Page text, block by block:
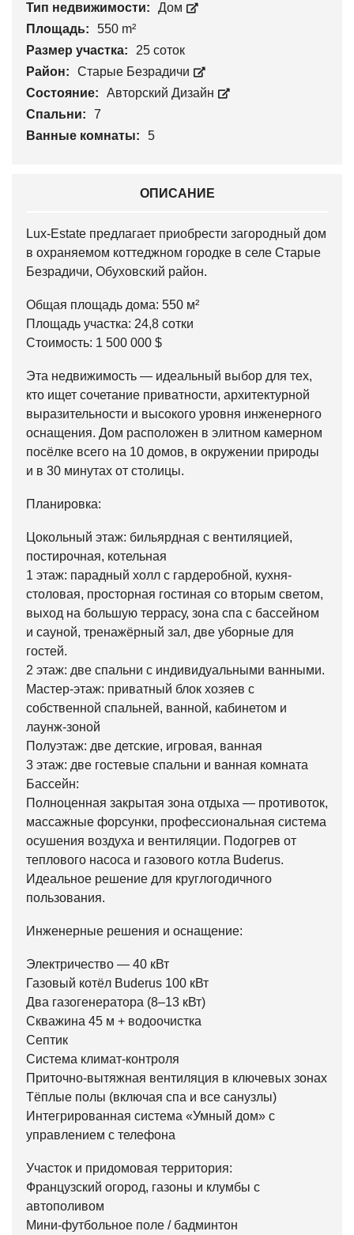
Тип недвижимости:
Дом
Площадь:
550 m²
Размер участка:
25 соток
Район:
Старые Безрадичи
Состояние:
Авторский Дизайн
Спальни:
7
Ванные комнаты:
5
ОПИСАНИЕ
Lux-Estate предлагает приобрести загородный дом
в охраняемом коттеджном городке в селе Старые
Безрадичи, Обуховский район.
Общая площадь дома: 550 м²
Площадь участка: 24,8 сотки
Стоимость: 1 500 000 $
Эта недвижимость — идеальный выбор для тех,
кто ищет сочетание приватности, архитектурной
выразительности и высокого уровня инженерного
оснащения. Дом расположен в элитном камерном
посёлке всего на 10 домов, в окружении природы
и в 30 минутах от столицы.
Планировка:
Цокольный этаж: бильярдная с вентиляцией,
постирочная, котельная
1 этаж: парадный холл с гардеробной, кухня-
столовая, просторная гостиная со вторым светом,
выход на большую террасу, зона спа с бассейном
и сауной, тренажёрный зал, две уборные для
гостей.
2 этаж: две спальни с индивидуальными ванными.
Мастер-этаж: приватный блок хозяев с
собственной спальней, ванной, кабинетом и
лаунж-зоной
Полуэтаж: две детские, игровая, ванная
3 этаж: две гостевые спальни и ванная комната
Бассейн:
Полноценная закрытая зона отдыха — противоток,
массажные форсунки, профессиональная система
осушения воздуха и вентиляции. Подогрев от
теплового насоса и газового котла Buderus.
Идеальное решение для круглогодичного
пользования.
Инженерные решения и оснащение:
Электричество — 40 кВт
Газовый котёл Buderus 100 кВт
Два газогенератора (8–13 кВт)
Скважина 45 м + водоочистка
Септик
Система климат-контроля
Приточно-вытяжная вентиляция в ключевых зонах
Тёплые полы (включая спа и все санузлы)
Интегрированная система «Умный дом» с
управлением с телефона
Участок и придомовая территория:
Французский огород, газоны и клумбы с
автополивом
Мини-футбольное поле / бадминтон